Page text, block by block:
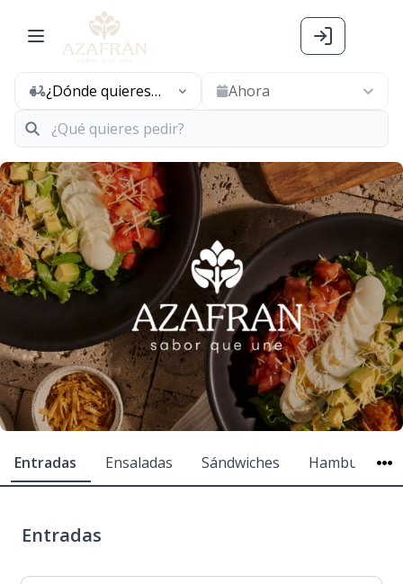
¿Dónde quieres
pedir hoy?
Ahora
Entradas Ensaladas Sándwiches
Entradas